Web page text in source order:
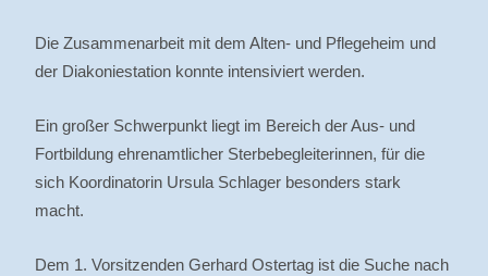
Die Zusammenarbeit mit dem Alten- und Pflegeheim und
der Diakoniestation konnte intensiviert werden.
Ein großer Schwerpunkt liegt im Bereich der Aus- und
Fortbildung ehrenamtlicher Sterbebegleiterinnen, für die
sich Koordinatorin Ursula Schlager besonders stark
macht.
Dem 1. Vorsitzenden Gerhard Ostertag ist die Suche nach